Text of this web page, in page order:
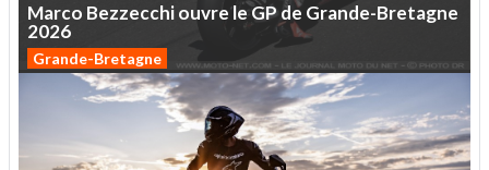
Marco Bezzecchiouvre leGPde Grande-Bretagne
2026
Grande-Bretagne